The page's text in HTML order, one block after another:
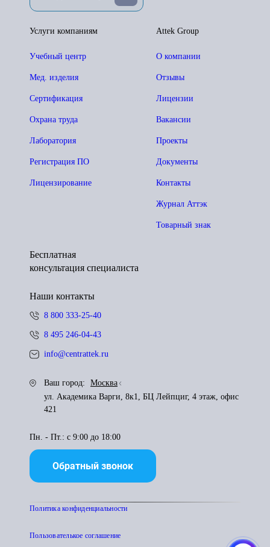
Attek Group
О компании
Отзывы
Лицензии
Вакансии
Проекты
Документы
Контакты
Журнал Аттэк
Товарный знак
Услуги компаниям
Учебный центр
Мед. изделия
Сертификация
Охрана труда
Лаборатория
Регистрация ПО
Лицензирование
Бесплатная
консультация специалиста
Наши контакты
8 800 333-25-40
8 495 246-04-43
info@centrattek.ru
Ваш город:
Москва
ул. Академика Варги, 8к1, БЦ Лейпциг, 4 этаж, офис
421
Пн. - Пт.: с 9:00 до 18:00
Обратный звонок
Политика конфиденциальности
Пользователькое соглашение